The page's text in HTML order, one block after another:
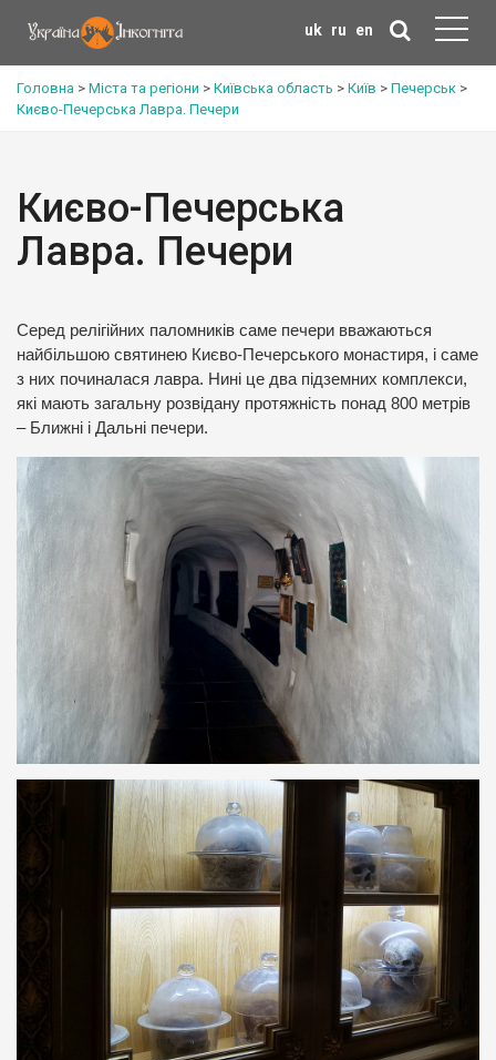
uk ru en
Головна > Міста та регіони > Київська область > Київ > Печерськ >
Києво-Печерська Лавра. Печери
Києво-Печерська
Лавра. Печери
Серед релігійних паломників саме печери вважаються
найбільшою святинею Києво-Печерського монастиря, і саме
з них починалася лавра. Нині це два підземних комплекси,
які мають загальну розвідану протяжність понад 800 метрів
– Ближні і Дальні печери.